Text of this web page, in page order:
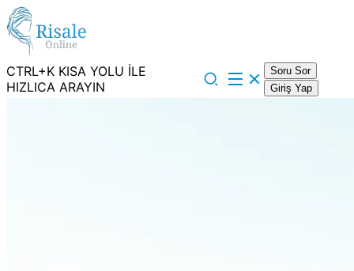
CTRL+K KISA YOLU İLE
HIZLICA ARAYIN
Soru Sor
Giriş Yap